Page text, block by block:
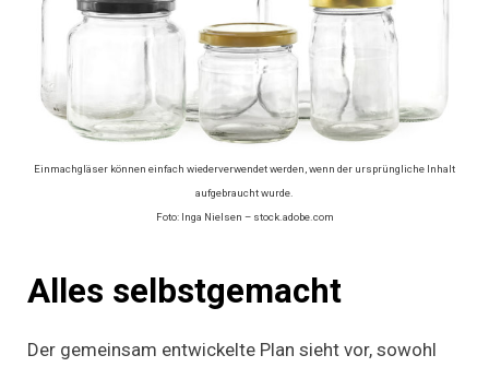
Einmachgläser können einfach wiederverwendet werden, wenn der ursprüngliche Inhalt
aufgebraucht wurde.
Foto: Inga Nielsen – stock.adobe.com
Alles selbstgemacht
Der gemeinsam entwickelte Plan sieht vor, sowohl